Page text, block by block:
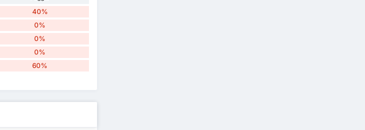
40%
0%
0%
0%
60%